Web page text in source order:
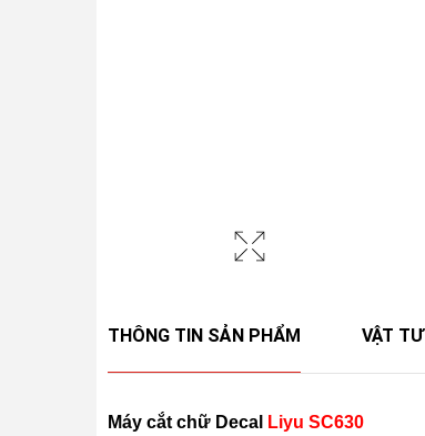
THÔNG TIN SẢN PHẨM VẬT TƯ
Máy cắt chữ Decal Liyu SC630